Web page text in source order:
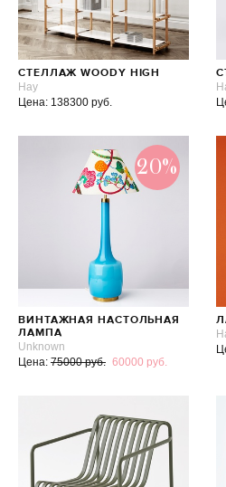
СТЕЛЛАЖ WOODY HIGH
Hay
Цена: 138300 руб.
20%
ВИНТАЖНАЯ НАСТОЛЬНАЯ
ЛАМПА
Unknown
Цена: 75000 руб. 60000 руб.